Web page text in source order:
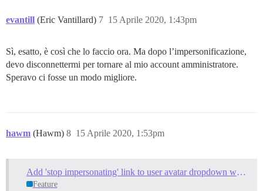
evantill (Eric Vantillard) 15 Aprile 2020, 1:43pm
7
Sì, esatto, è così che lo faccio ora. Ma dopo l’impersonificazione,
devo disconnettermi per tornare al mio account amministratore.
Speravo ci fosse un modo migliore.
hawm (Hawm) 15 Aprile 2020, 1:53pm
8
Add 'stop impersonating' link to user avatar dropdown when impersonating
Feature